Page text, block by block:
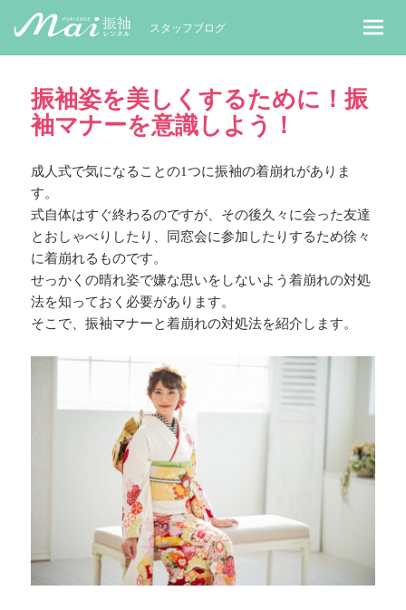
MaiレンタルBLOG｜Maiで成人式振袖
スタッフブログ
振袖姿を美しくするために！振
袖マナーを意識しよう！
成人式で気になることの1つに振袖の着崩れがありま
す。
式自体はすぐ終わるのですが、その後久々に会った友達
とおしゃべりしたり、同窓会に参加したりするため徐々
に着崩れるものです。
せっかくの晴れ姿で嫌な思いをしないよう着崩れの対処
法を知っておく必要があります。
そこで、振袖マナーと着崩れの対処法を紹介します。